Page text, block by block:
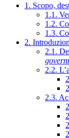
1. Scopo,
1.1.
1.2.
1.3.
2.
2.1.
2.2.
2.3.